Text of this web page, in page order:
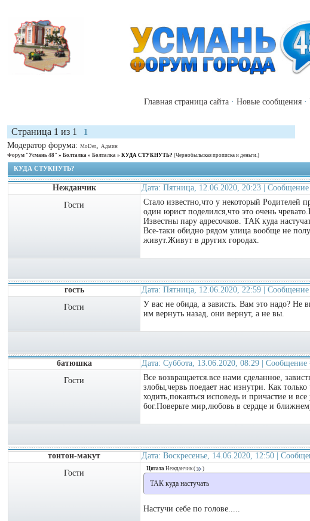
Главная страница сайта · Новые сообщения ·
Страница 1 из 1
1
Модератор форума: MoDer, Админ
Форум "Усмань 48" » Болталка » Болталка » КУДА СТУКНУТЬ? (Чернобыльская прописка и деньги.)
КУДА СТУКНУТЬ?
Нежданчик Дата: Пятница, 12.06.2020, 20:23 |
Гости
Стало известно,что у некоторый Родителей
один юрист поделился,что это очень
Известны пару адресочков. ТАК куда
Все-таки обидно рядом улица вообще не
живут.Живут в других городах.
гость Дата: Пятница, 12.06.2020, 22:59 |
Гости
У вас не обида, а зависть. Вам это надо? Не
им вернуть назад, они вернут, а не вы.
батюшка Дата: Суббота, 13.06.2020, 08:29 | Сообщение
Гости
Все возвращается.все нами сделанное,
злобы,червь поедает нас изнутри. Как
ходить,покаяться исповедь и причастие и
бог.Поверьте мир,любовь в сердце и
тонтон-макут Дата: Воскресенье, 14.06.2020, 12:50 |
Гости
Цитата Нежданчик( )
ТАК куда настучать
Настучи себе по голове.....